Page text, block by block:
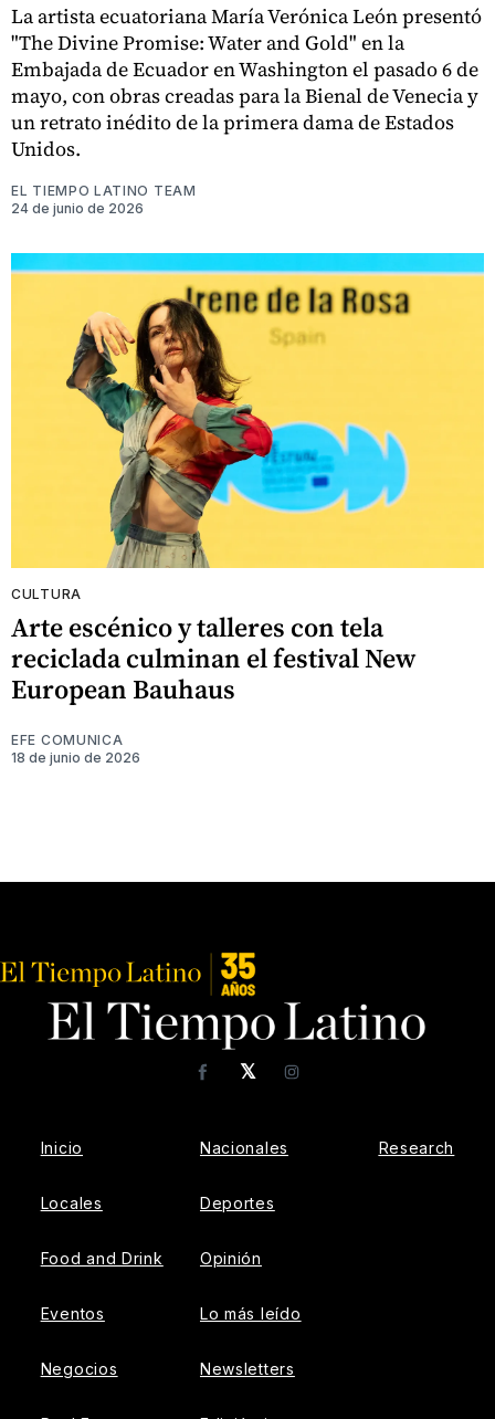
La artista ecuatoriana María Verónica León presentó
"The Divine Promise: Water and Gold" en la
Embajada de Ecuador en Washington el pasado 6 de
mayo, con obras creadas para la Bienal de Venecia y
un retrato inédito de la primera dama de Estados
Unidos.
EL TIEMPO LATINO TEAM
24 de junio de 2026
CULTURA
Arte escénico y talleres con tela
reciclada culminan el festival New
European Bauhaus
EFE COMUNICA
18 de junio de 2026
𝕏
FacebookInstagram
Inicio
Locales
Food and Drink
Eventos
Negocios
Nacionales
Deportes
Opinión
Lo más leído
Newsletters
Research